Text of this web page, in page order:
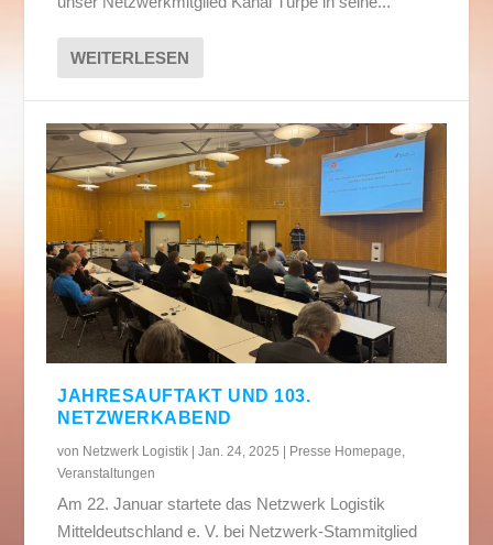
WEITERLESEN
JAHRESAUFTAKT UND 103.
NETZWERKABEND
von Netzwerk Logistik |Jan. 24, 2025 Presse Homepage,
Veranstaltungen
Am 22. Januar startete das Netzwerk Logistik
Mitteldeutschland e. V. bei Netzwerk-Stammitglied